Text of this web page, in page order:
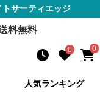
サーティエッジ
料無料
0 0
人気ランキング